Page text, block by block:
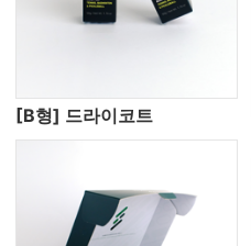
[B형] 드라이코트